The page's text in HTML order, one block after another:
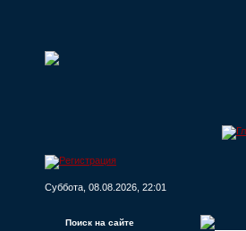
Суббота, 08.08.2026, 22:01
Поиск на сайте